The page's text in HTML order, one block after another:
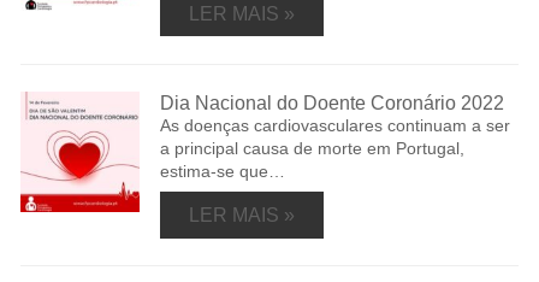
LER MAIS »
Dia Nacional do Doente Coronário 2022
As doenças cardiovasculares continuam a ser
a principal causa de morte em Portugal,
estima-se que…
LER MAIS »